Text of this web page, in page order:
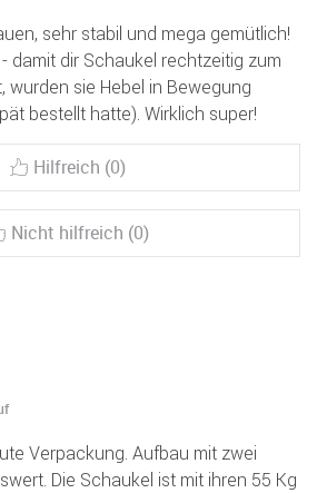
sehr stabil und mega gemütlich!
damit dir Schaukel rechtzeitig zum
wurden sie Hebel in Bewegung
bestellt hatte). Wirklich super!
Hilfreich (0)
Nicht hilfreich (0)
Verpackung. Aufbau mit zwei
Die Schaukel ist mit ihren 55 Kg